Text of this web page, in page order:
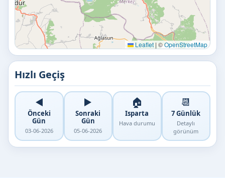
Leaflet | ©OpenStreetMap
Hızlı Geçiş
◀️
Önceki
Gün
03-06-2026
▶️
Sonraki
Gün
05-06-2026
🏠
Isparta
Hava durumu
📆
7 Günlük
Detaylı
görünüm